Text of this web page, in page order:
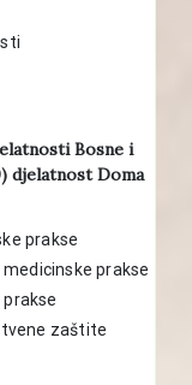
Bosne i
djelatnost Doma
prakse
prakse
zaštite